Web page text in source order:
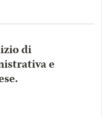
di
e